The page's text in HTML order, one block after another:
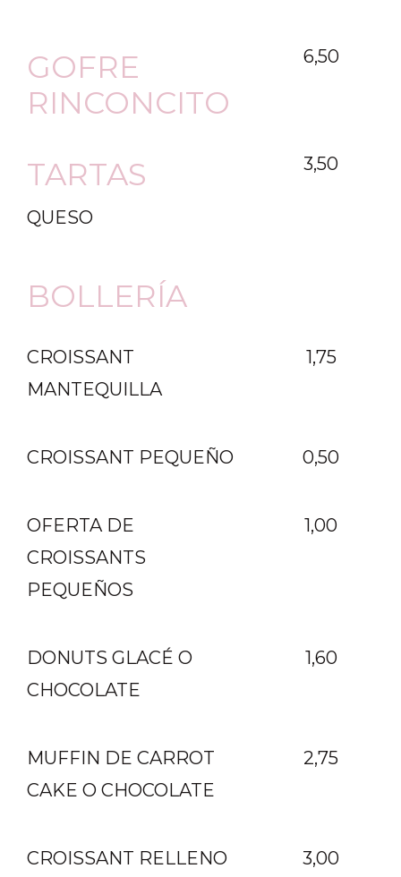
GOFRE
RINCONCITO
6,50
TARTAS
QUESO
3,50
BOLLERÍA
DONUTS GLACÉ O
CHOCOLATE
1,60
MUFFIN DE CARROT
CAKE O CHOCOLATE
2,75
CROISSANT RELLENO 3,00
CROISSANT
MANTEQUILLA
1,75
CROISSANT PEQUEÑO 0,50
OFERTA DE
CROISSANTS
PEQUEÑOS
1,00